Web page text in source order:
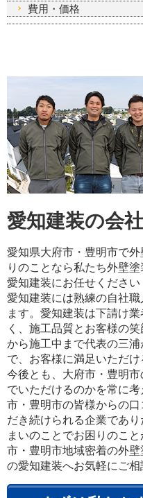
費用・価格
愛知建装の会
愛知県大府市・豊明市で
りのことなら私たち外壁
愛知建装にお任せください
愛知建装には熟練の自社
ます。愛知建装は下請け
く、施工品質とお客様の
から施工中まで代表の三
で、お客様に満足いただけ
今後とも、大府市・豊明
でいただけるのかを常に
市・豊明市の皆様からの
だき続けられる企業であ
まいのことでお困りのこ
市・豊明市地域密着の外
の愛知建装へお気軽にご相